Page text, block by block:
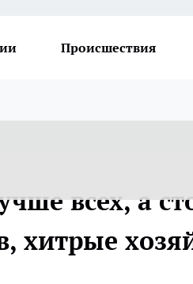
Происшествия
всех, а
хитрые